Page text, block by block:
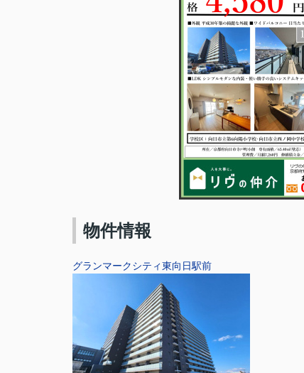
物件情報
グランマークシティ東向日駅前